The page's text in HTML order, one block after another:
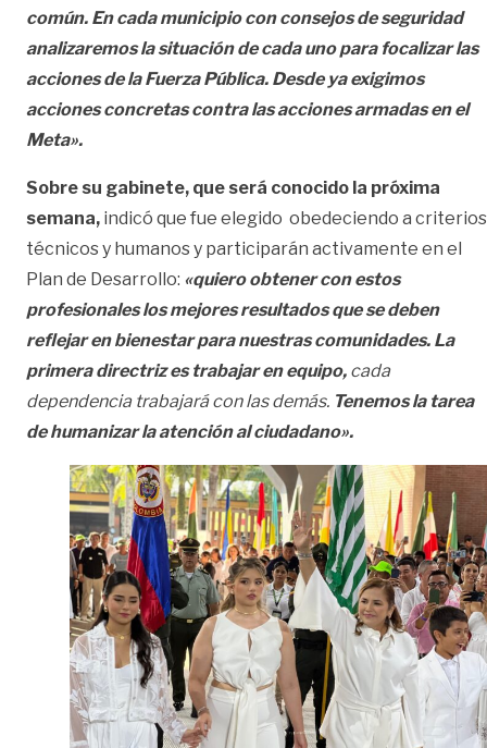
común. En cada municipio con consejos de seguridad
analizaremos la situación de cada uno para focalizar las
acciones de la Fuerza Pública. Desde ya exigimos
acciones concretas contra las acciones armadas en el
Meta».
Sobre su gabinete, que será conocido la próxima
semana, indicó que fue elegido obedeciendo a criterios
técnicos y humanos y participarán activamente en el
Plan de Desarrollo: «quiero obtener con estos
profesionales los mejores resultados que se deben
reflejar en bienestar para nuestras comunidades. La
primera directriz es trabajar en equipo, cada
dependencia trabajará con las demás. Tenemos la tarea
de humanizar la atención al ciudadano».